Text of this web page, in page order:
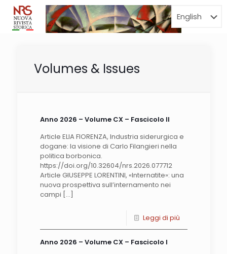
Menu
Volumes & Issues
Anno 2026 – Volume CX – Fascicolo II
Article ELIA FIORENZA, Industria siderurgica e
dogane: la visione di Carlo Filangieri nella
politica borbonica.
https://doi.org/10.32604/nrs.2026.077712
Article GIUSEPPE LORENTINI, «Internatite»: una
nuova prospettiva sull’internamento nei
campi […]
Leggi di più
Anno 2026 – Volume CX – Fascicolo I